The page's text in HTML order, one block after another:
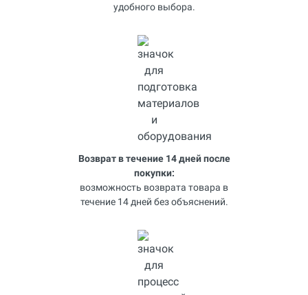
удобного выбора.
Возврат в течение 14 дней после
покупки:
возможность возврата товара в
течение 14 дней без объяснений.